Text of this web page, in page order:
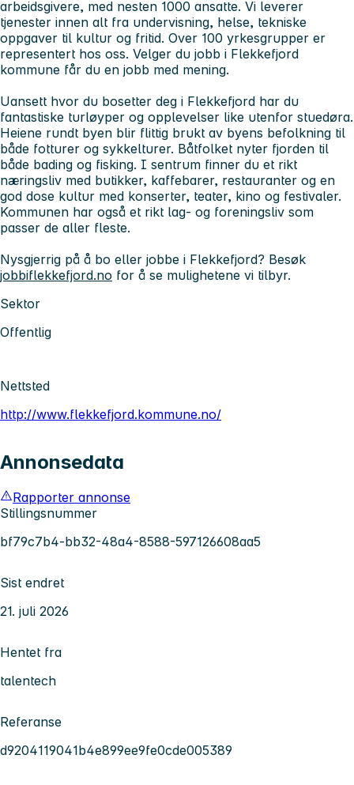
arbeidsgivere, med nesten 1000 ansatte. Vi leverer
tjenester innen alt fra undervisning, helse, tekniske
oppgaver til kultur og fritid. Over 100 yrkesgrupper er
representert hos oss. Velger du jobb i Flekkefjord
kommune får du en jobb med mening.
Uansett hvor du bosetter deg i Flekkefjord har du
fantastiske turløyper og opplevelser like utenfor stuedøra.
Heiene rundt byen blir flittig brukt av byens befolkning til
både fotturer og sykkelturer. Båtfolket nyter fjorden til
både bading og fisking. I sentrum finner du et rikt
næringsliv med butikker, kaffebarer, restauranter og en
god dose kultur med konserter, teater, kino og festivaler.
Kommunen har også et rikt lag- og foreningsliv som
passer de aller fleste.
Nysgjerrig på å bo eller jobbe i Flekkefjord? Besøk
jobbiflekkefjord.no for å se mulighetene vi tilbyr.
Sektor
Offentlig
Nettsted
http://www.flekkefjord.kommune.no/
Annonsedata
Rapporter annonse
Stillingsnummer
bf79c7b4-bb32-48a4-8588-597126608aa5
Sist endret
21. juli 2026
Hentet fra
talentech
Referanse
d9204119041b4e899ee9fe0cde005389